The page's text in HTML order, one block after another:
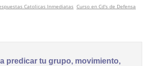
Catolicas Inmediatas Curso en Cd's de Defensa
predicar tu grupo, movimiento,